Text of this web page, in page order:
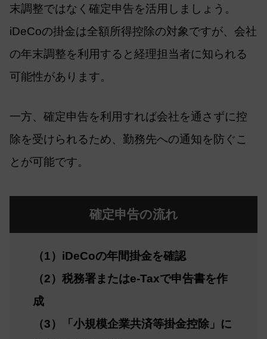
末調整ではなく確定申告を活用しましょう。
iDeCoの掛金は全額所得控除の対象ですが、会社
の年末調整を利用すると経理担当者に知られる
可能性があります。
一方、確定申告を利用すれば会社を通さずに控
除を受けられるため、勤務先への通知を防ぐこ
とが可能です。
確定申告の流れ
（1）iDeCoの年間掛金を確認
（2）税務署またはe-Taxで申告書を作
成
（3）「小規模企業共済等掛金控除」に